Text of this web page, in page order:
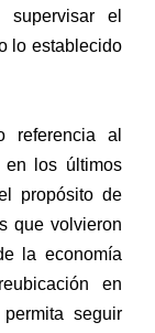
el
lo establecido
referencia al
en los últimos
propósito de
que volvieron
la economía
en
seguir